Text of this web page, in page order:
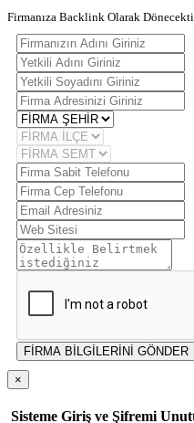
Firmanıza Backlink Olarak
FİRMA BİLGİLERİNİ GÖNDER
×
Sisteme Giriş ve Şifremi